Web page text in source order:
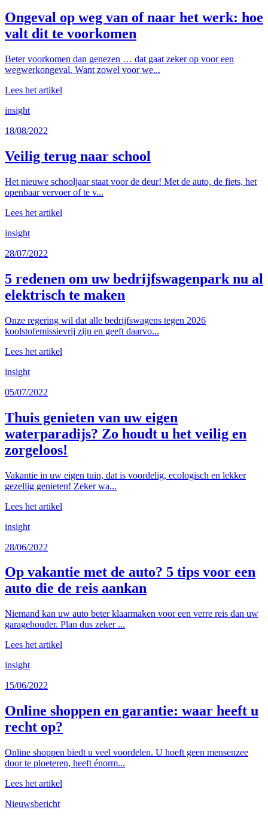
Ongeval op weg van of naar het werk: hoe
valt dit te voorkomen
Beter voorkomen dan genezen … dat gaat zeker op voor een
wegwerkongeval. Want zowel voor we...
Lees het artikel
insight
18/08/2022
Veilig terug naar school
Het nieuwe schooljaar staat voor de deur! Met de auto, de fiets, het
openbaar vervoer of te v...
Lees het artikel
insight
28/07/2022
5 redenen om uw bedrijfswagenpark nu al
elektrisch te maken
Onze regering wil dat alle bedrijfswagens tegen 2026
koolstofemissievrij zijn en geeft daarvo...
Lees het artikel
insight
05/07/2022
Thuis genieten van uw eigen
waterparadijs? Zo houdt u het veilig en
zorgeloos!
Vakantie in uw eigen tuin, dat is voordelig, ecologisch en lekker
gezellig genieten! Zeker wa...
Lees het artikel
insight
28/06/2022
Op vakantie met de auto? 5 tips voor een
auto die de reis aankan
Niemand kan uw auto beter klaarmaken voor een verre reis dan uw
garagehouder. Plan dus zeker ...
Lees het artikel
insight
15/06/2022
Online shoppen en garantie: waar heeft u
recht op?
Online shoppen biedt u veel voordelen. U hoeft geen mensenzee
door te ploeteren, heeft énorm...
Lees het artikel
Nieuwsbericht